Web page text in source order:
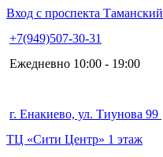
Вход с проспекта Таманский
+7(949)507-30-31
Ежедневно 10:00 - 19:00
г. Енакиево, ул. Тиунова 99
ТЦ «Сити Центр» 1 этаж